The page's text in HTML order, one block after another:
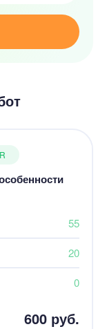
55
20
0
600 руб.